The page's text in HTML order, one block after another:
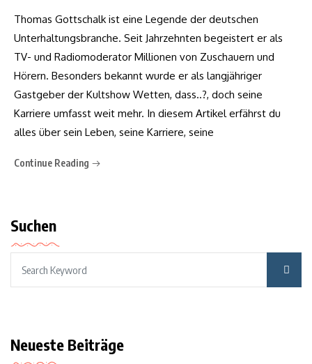
Thomas Gottschalk ist eine Legende der deutschen
Unterhaltungsbranche. Seit Jahrzehnten begeistert er als
TV- und Radiomoderator Millionen von Zuschauern und
Hörern. Besonders bekannt wurde er als langjähriger
Gastgeber der Kultshow Wetten, dass..?, doch seine
Karriere umfasst weit mehr. In diesem Artikel erfährst du
alles über sein Leben, seine Karriere, seine
Continue Reading
Suchen
Neueste Beiträge